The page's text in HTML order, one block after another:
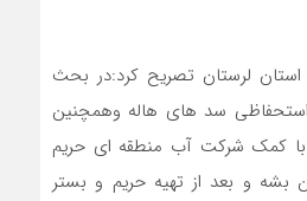
لرستان تصریح کرد:در بحث
سد های هاله وهمچنین
کمک شرکت آب منطقه ای حریم
بشه و بعد از تهیه حریم و بستر